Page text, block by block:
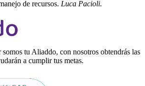
de recursos. Luca Pacioli.
tu Aliaddo, con nosotros obtendrás las
a cumplir tus metas.